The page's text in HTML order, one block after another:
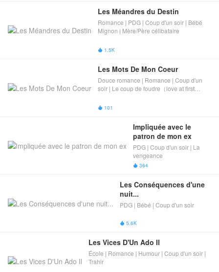
Les Méandres du Destin
Romance | PDG | Coup d'un soir | Bébé
Mignon​ | Mère/​​Père célibataire​
 1.5K
Les Mots De Mon Coeur
Douce romance | Romance | Coup d'un
soir | Le coup de foudre（love at first
 101
Impliquée avec le
patron de mon ex
PDG | Coup d'un soir | La
vengeance
 364
Les Conséquences d'une
nuit...
PDG | Bébé | Coup d'un soir
 5.6K
Les Vices D'Un Ado Il
École | Romance | Humour | Coup d'un soir |
Trahir